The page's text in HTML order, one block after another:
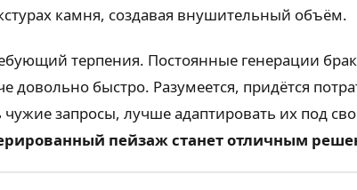
камня, создавая внушительный объём.
терпения. Постоянные генерации
довольно быстро. Разумеется, придётся
чужие запросы, лучше адаптировать их под
пейзаж станет отличным